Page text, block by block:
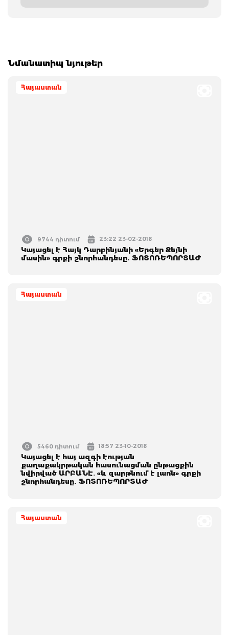
Նմանատիպ նյութեր
Հայաստան
9744 դիտում 23:22 23-02-2018
Կայացել է Հայկ Դարբինյանի «Երգեր Ջեյնի
մասին» գրքի շնորհանդեսը. ՖՈՏՈՌԵՊՈՐՏԱԺ
Հայաստան
5460 դիտում 18:57 23-10-2018
Կայացել է հայ ազգի էության
քաղաքակրթական հասունացման ընթացքին
նվիրված ԱՐԲԱՆԷ․ «և զարթնում է լաոն» գրքի
շնորհանդեսը. ՖՈՏՈՌԵՊՈՐՏԱԺ
Հայաստան